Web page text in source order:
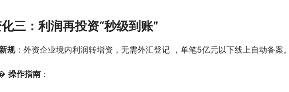
三：利润再投资“秒级到账”
规：外资企业境内利润转增资，无需外汇登记 ，单笔5亿元以下线上自动备案。
操作指南 ：